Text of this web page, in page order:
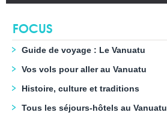
FOCUS
Guide de voyage : Le Vanuatu
Vos vols pour aller au Vanuatu
Histoire, culture et traditions
Tous les séjours-hôtels au Vanuatu